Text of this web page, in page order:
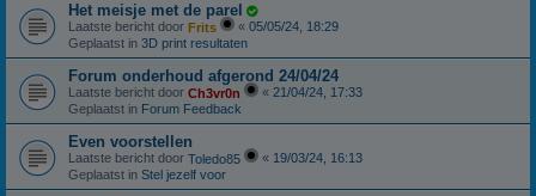
Het meisje met de parel
Laatste bericht door Frits « 05/05/24, 18:29
Geplaatst in 3D print resultaten
Forum onderhoud afgerond 24/04/24
Laatste bericht door Ch3vr0n « 21/04/24, 17:33
Geplaatst in Forum Feedback
Even voorstellen
Laatste bericht door Toledo85 « 19/03/24, 16:13
Geplaatst in Stel jezelf voor